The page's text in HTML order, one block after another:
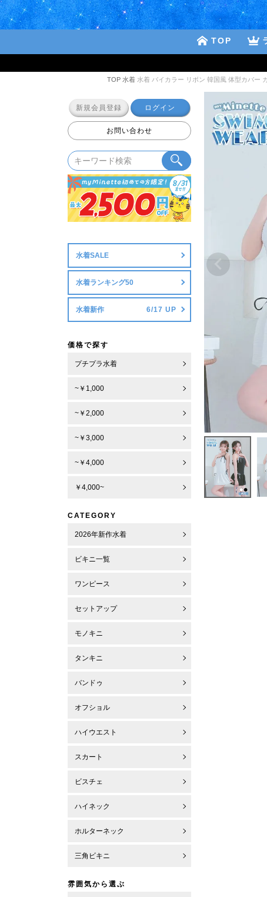
TOP
TOP 水着 水着 バイカラー リボン 韓国風 体型カバー
新規会員登録 ログイン
お問い合わせ
水着SALE
水着ランキング50
水着新作
価格で探す
プチプラ水着
~￥1,000
~￥2,000
~￥3,000
~￥4,000
￥4,000~
CATEGORY
2026年新作水着
ビキニ一覧
ワンピース
セットアップ
モノキニ
タンキニ
バンドゥ
オフショル
ハイウエスト
スカート
ビスチェ
ハイネック
ホルターネック
三角ビキニ
雰囲気から選ぶ